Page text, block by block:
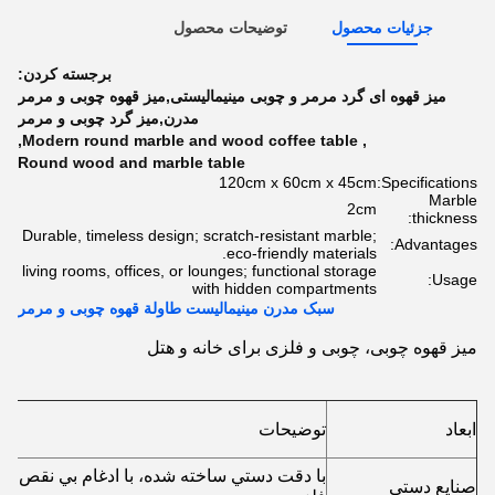
جزئیات محصول توضیحات محصول
برجسته کردن:
میز قهوه ای گرد مرمر و چوبی مینیمالیستی,میز قهوه چوبی و مرمر
مدرن,میز گرد چوبی و مرمر
,
Modern round marble and wood coffee table
,
Round wood and marble table
Specifications:
120cm x 60cm x 45cm
Marble
thickness:
2cm
Advantages:
Durable, timeless design; scratch-resistant marble;
eco-friendly materials.
Usage:
living rooms, offices, or lounges; functional storage
with hidden compartments
سبک مدرن مینیمالیست طاولة قهوه چوبی و مرمر
میز قهوه چوبی، چوبی و فلزی برای خانه و هتل
ابعاد توضیحات
صنایع دستی
با دقت دستي ساخته شده، با ادغام بي نقص